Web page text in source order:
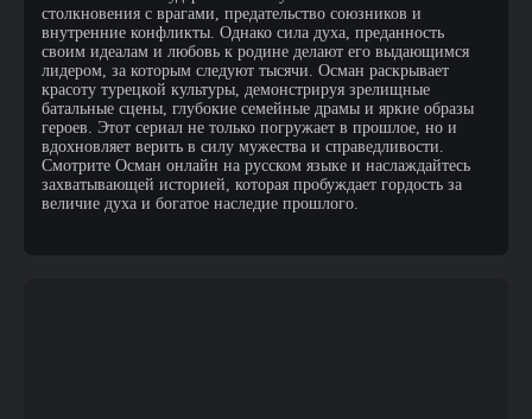
столкновения с врагами, предательство союзников и
внутренние конфликты. Однако сила духа, преданность
своим идеалам и любовь к родине делают его выдающимся
лидером, за которым следуют тысячи. Осман раскрывает
красоту турецкой культуры, демонстрируя зрелищные
батальные сцены, глубокие семейные драмы и яркие образы
героев. Этот сериал не только погружает в прошлое, но и
вдохновляет верить в силу мужества и справедливости.
Смотрите Осман онлайн на русском языке и наслаждайтесь
захватывающей историей, которая пробуждает гордость за
величие духа и богатое наследие прошлого.